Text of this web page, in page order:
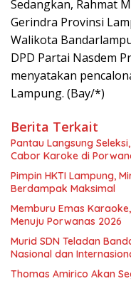
Sedangkan, Rahmat
Gerindra Provinsi
Walikota
DPD Partai Nasdem
menyatakan
Lampung. (Bay/*)
Berita Terkait
Pantau Langsung
Cabor Karoke di
Pimpin HKTI Lampung,
Berdampak Maksimal
Memburu Emas
Menuju Porwanas 2026
Murid SDN Teladan
Nasional dan
Thomas Amirico Akan